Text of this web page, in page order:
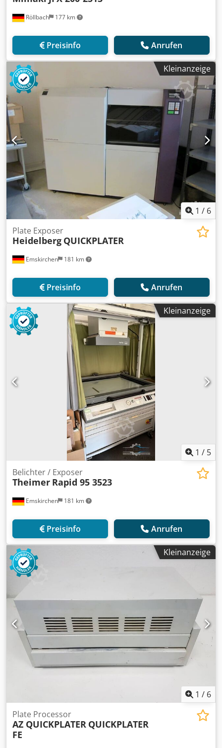
Röllbach 177 km
Preisinfo Anrufen
Kleinanzeige
1 / 6
Emskirchen 181 km
Plate Exposer
Heidelberg QUICKPLATER
Preisinfo Anrufen
Kleinanzeige
1 / 5
Emskirchen 181 km
Belichter / Exposer
Theimer Rapid 95 3523
Preisinfo Anrufen
Kleinanzeige
1 / 6
Plate Processor
AZ QUICKPLATER QUICKPLATER
FE